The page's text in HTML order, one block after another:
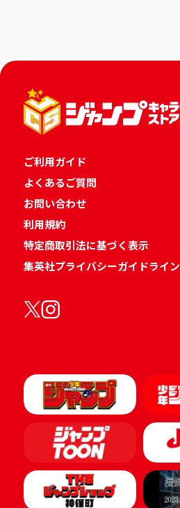
ご利用ガイド
よくあるご質問
お問い合わせ
利用規約
特定商取引法に基づく表示
集英社プライバシーガイドライン